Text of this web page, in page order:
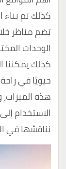
كذلك تم
تضم ​​مناظر
الوحدات
كذلك يمكننا
حيويًا في
هذه
الاستخدام
نناقشها في